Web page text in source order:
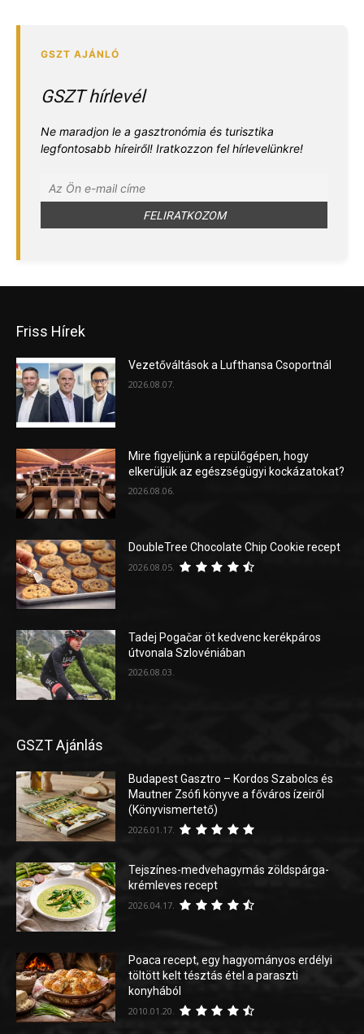
GSZT hírlevél
Ne maradjon le a gasztronómia és turisztika
legfontosabb híreiről! Iratkozzon fel hírlevelünkre!
Friss Hírek
Vezetőváltások a Lufthansa Csoportnál
2026.08.07.
Mire figyeljünk a repülőgépen, hogy
elkerüljük az egészségügyi kockázatokat?
2026.08.06.
DoubleTree Chocolate Chip Cookie recept
2026.08.05.
Tadej Pogačar öt kedvenc kerékpáros
útvonala Szlovéniában
2026.08.03.
GSZT Ajánlás
Budapest Gasztro – Kordos Szabolcs és
Mautner Zsófi könyve a főváros ízeiről
(Könyvismertető)
2026.01.17.
Tejszínes-medvehagymás zöldspárga-
krémleves recept
2026.04.17.
Poaca recept, egy hagyományos erdélyi
töltött kelt tésztás étel a paraszti
konyhából
2010.01.20.